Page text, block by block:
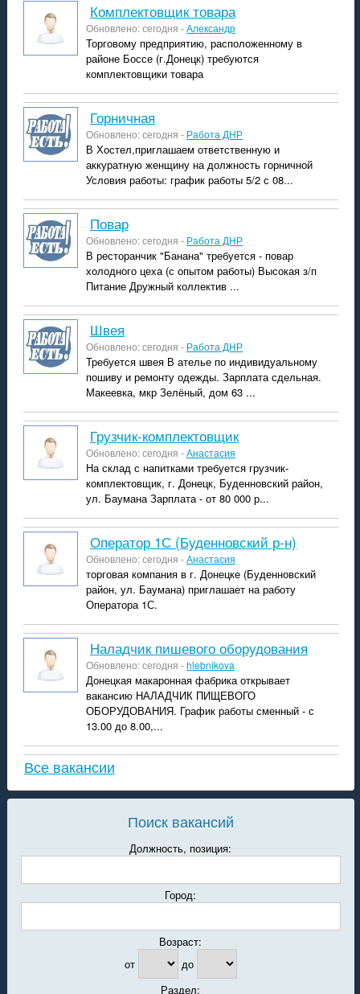
комплектовщик товара
Обновлено: сегодня -Александр
Торговому предприятию, расположенному в
районе Боссе (г.Донецк) требуются
комплектовщики товара
горничная
Обновлено: сегодня - Работа ДНР
В Хостел,приглашаем ответственную и
аккуратную женщину на должность горничной
Условия работы: график работы 5/2 с 08...
повар
Обновлено: сегодня - Работа ДНР
В ресторанчик "Банана" требуется - повар
холодного цеха (с опытом работы) Высокая з/п
Питание Дружный коллектив ...
швея
Обновлено: сегодня - Работа ДНР
Требуется швея В ателье по индивидуальному
пошиву и ремонту одежды. Зарплата сдельная.
Макеевка, мкр Зелёный, дом 63 ...
Грузчик-комплектовщик
Обновлено: сегодня -Анастасия
На склад с напитками требуется грузчик-
комплектовщик, г. Донецк, Буденновский район,
ул. Баумана Зарплата - от 80 000 р...
Оператор 1С (Буденновский р-н)
Обновлено: сегодня -Анастасия
торговая компания в г. Донецке (Буденновский
район, ул. Баумана) приглашает на работу
Оператора 1С.
Наладчик пишевого оборудования
Обновлено: сегодня -hlebnikova
Донецкая макаронная фабрика открывает
вакансию НАЛАДЧИК ПИЩЕВОГО
ОБОРУДОВАНИЯ. График работы сменный - с
13.00 до 8.00,...
Все вакансии
Поиск вакансий
Должность, позиция:
Город:
Возраст:
от
до
Раздел: